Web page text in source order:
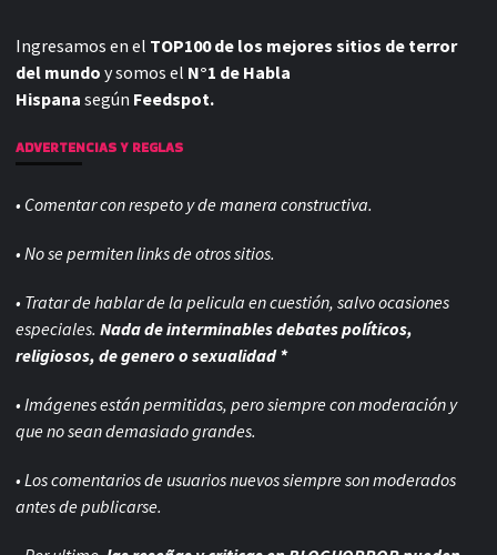
Ingresamos en el TOP100 de los mejores sitios de terror
del mundo y somos el N°1 de Habla
Hispana según Feedspot.
ADVERTENCIAS Y REGLAS
• Comentar con respeto y de manera constructiva.
• No se permiten links de otros sitios.
• Tratar de hablar de la pelicula en cuestión, salvo ocasiones
especiales. Nada de interminables debates políticos,
religiosos, de genero o sexualidad *
• Imágenes están permitidas, pero siempre conmoderación y
que no sean demasiado grandes.
• Los comentarios de usuarios nuevos siempre son moderados
antes de publicarse.